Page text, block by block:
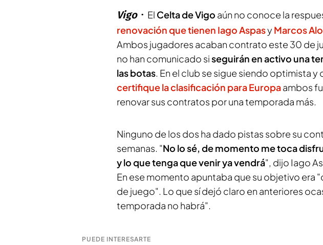
Vigo El Celta de Vigo aún no conoce la
renovación que tienen Iago Aspasy Marcos
Ambos jugadores acaban contrato este 30 de
no han comunicado siseguirán en activo una
las botas. En el club se sigue siendo optimista y
certifique la clasificación para Europaambos
renovar sus contratos por una temporada más.
Ninguno de los dos ha dado pistas sobre su
semanas. "No lo sé, de momento me toca
y lo que tenga que venir ya vendrá", dijo Iago
En ese momento apuntaba que su objetivo era
de juego". Lo que sí dejó claro en anteriores
temporada no habrá".
PUEDE INTERESARTE